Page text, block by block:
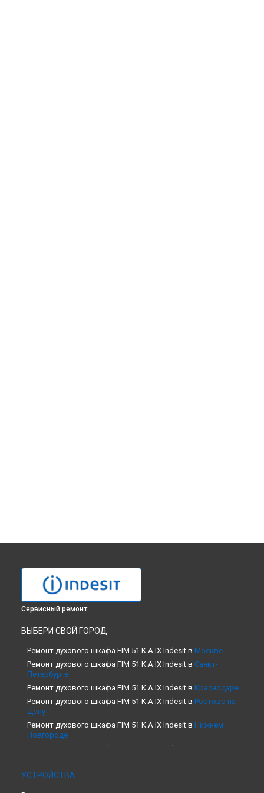
Сервисный ремонт
ВЫБЕРИ СВОЙ ГОРОД
Ремонт духового шкафа FIM 51 K.A IX Indesit в Москве
Ремонт духового шкафа FIM 51 K.A IX Indesit в Санкт-
Петербурге
Ремонт духового шкафа FIM 51 K.A IX Indesit в Краснодаре
Ремонт духового шкафа FIM 51 K.A IX Indesit в Ростове-на-
Дону
Ремонт духового шкафа FIM 51 K.A IX Indesit в Нижнем
Новгороде
Ремонт духового шкафа FIM 51 K.A IX Indesit в
Ремонт духового шкафа FIM 51 K.A IX Indesit в
УСТРОЙСТВА